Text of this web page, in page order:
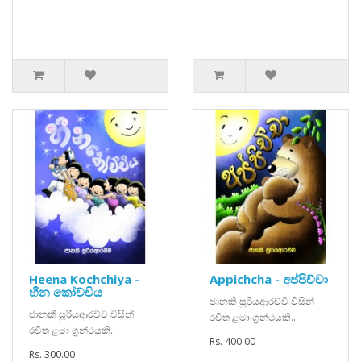
Heena Kochchiya -
හීන කෝච්චිය
ජානකී සූරියආරච්චි විසින්
රචිත ළමා ග්‍රන්ථයකි..
Rs. 300.00
Appichcha - අප්පිච්චා
ජානකී සූරියආරච්චි විසින්
රචිත ළමා ග්‍රන්ථයකි..
Rs. 400.00